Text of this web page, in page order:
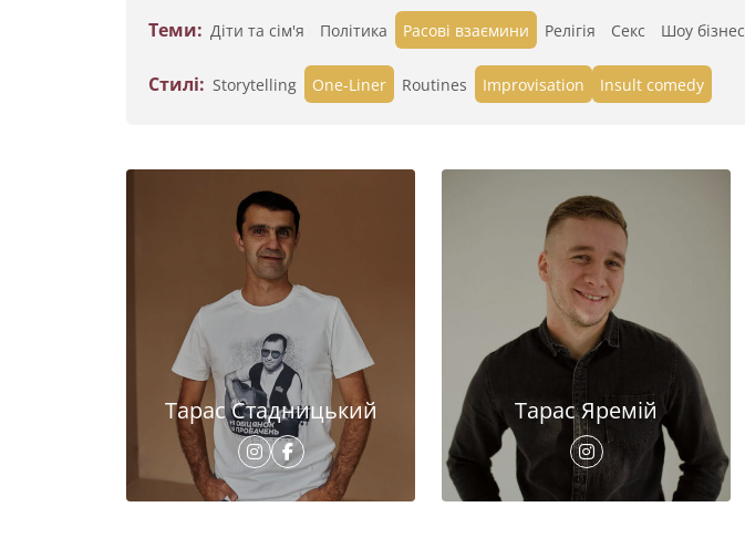
Теми: Діти та сім'я Політика Расові взаємини Релігія Секс Шоу бізнес
Стилі: Storytelling One-Liner Routines Improvisation Insult comedy
Тарас Стадницький Тарас Яремій